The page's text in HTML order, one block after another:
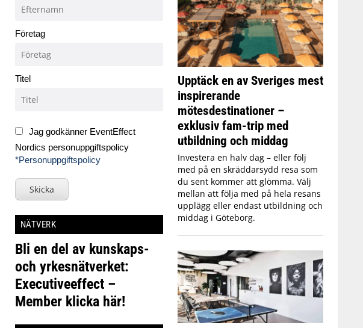
Företag
Titel
Jag godkänner EventEffect
Nordics personuppgiftspolicy
*Personuppgiftspolicy
Skicka
NÄTVERK
Bli en del av kunskaps-
och yrkesnätverket:
Executiveeffect –
Member klicka här!
Upptäck en av Sveriges mest
inspirerande
mötesdestinationer –
exklusiv fam-trip med
utbildning och middag
Investera en halv dag – eller följ
med på en skräddarsydd resa som
du sent kommer att glömma. Välj
mellan att följa med på hela resans
upplägg eller endast utbildning och
middag i Göteborg.